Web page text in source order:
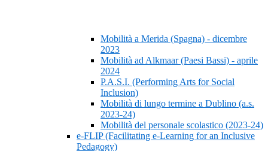
Mobilità a Merida (Spagna) - dicembre
2023
Mobilità ad Alkmaar (Paesi Bassi) - aprile
2024
P.A.S.I. (Performing Arts for Social
Inclusion)
Mobilità di lungo termine a Dublino (a.s.
2023-24)
Mobilità del personale scolastico (2023-24)
e-FLIP (Facilitating e-Learning for an Inclusive
Pedagogy)